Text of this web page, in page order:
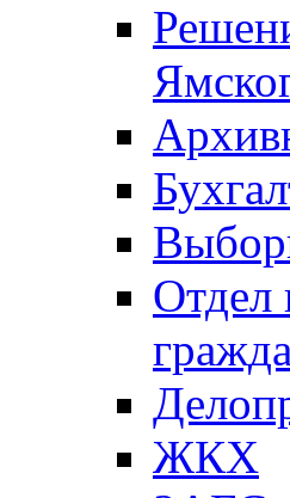
Отдел
ЖКХ